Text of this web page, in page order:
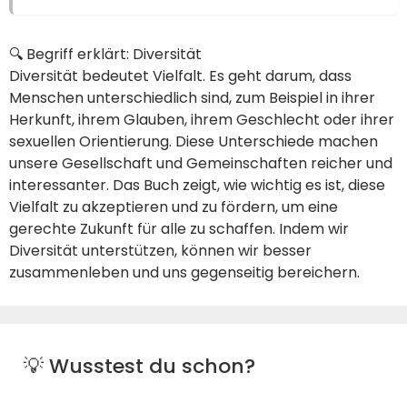
🔍 Begriff erklärt: Diversität
Diversität bedeutet Vielfalt. Es geht darum, dass
Menschen unterschiedlich sind, zum Beispiel in ihrer
Herkunft, ihrem Glauben, ihrem Geschlecht oder ihrer
sexuellen Orientierung. Diese Unterschiede machen
unsere Gesellschaft und Gemeinschaften reicher und
interessanter. Das Buch zeigt, wie wichtig es ist, diese
Vielfalt zu akzeptieren und zu fördern, um eine
gerechte Zukunft für alle zu schaffen. Indem wir
Diversität unterstützen, können wir besser
zusammenleben und uns gegenseitig bereichern.
💡 Wusstest du schon?